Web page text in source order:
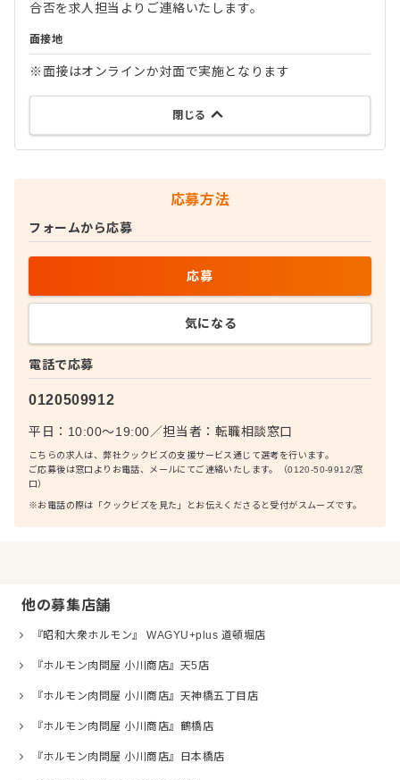
合否を求人担当よりご連絡いたします。
面接地
※面接はオンラインか対面で実施となります
閉じる
応募方法
電話で応募
0120509912
平日：10:00〜19:00／担当者： 転職相談窓口
こちらの求人は、弊社クックビズの支援サービス通じて選考を行います。
ご応募後は窓口よりお電話、メールにてご連絡いたします。（0120-50-9912/窓
口）
※お電話の際は「クックビズを見た」とお伝えくださると受付がスムーズです。
フォームから応募
応募
気になる
他の募集店舗
『昭和大衆ホルモン』 WAGYU+plus 道頓堀店
『ホルモン肉問屋 小川商店』天5店
『ホルモン肉問屋 小川商店』天神橋五丁目店
『ホルモン肉問屋 小川商店』鶴橋店
『ホルモン肉問屋 小川商店』日本橋店